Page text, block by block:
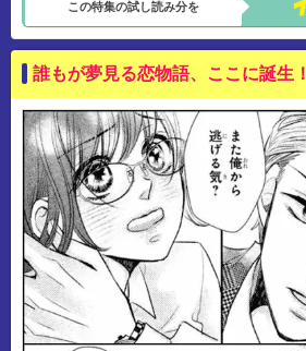
この特集の試し読み分を
誰もが夢見る恋物語、ここに誕生！